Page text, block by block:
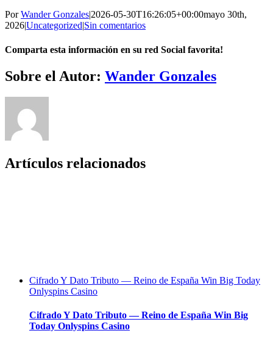
PorWander Gonzales2026-05-30T16:26:05+00:00mayo 30th,
2026Uncategorized Sin comentarios
Comparta esta información en su red Social favorita!
Facebook
Twitter
LinkedIn
Reddit
Whatsapp
Tumblr
Pinterest
Vk
Email
Sobre el Autor: Wander Gonzales
Artículos relacionados
Cifrado Y Dato Tributo — Reino de España Win Big Today
Onlyspins Casino
Cifrado Y Dato Tributo — Reino de España Win Big
Today Onlyspins Casino